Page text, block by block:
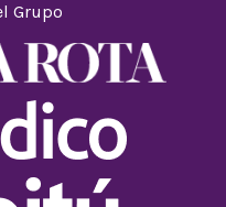
Grupo